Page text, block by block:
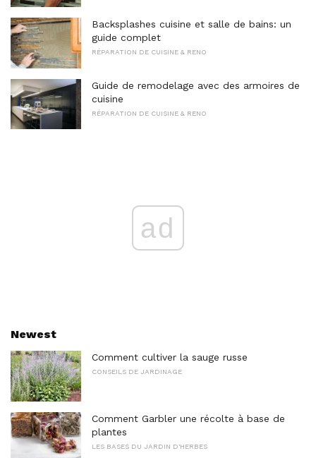
Backsplashes cuisine et salle de bains: un
guide complet
RÉPARATION DE CUISINE & RENO
Guide de remodelage avec des armoires de
cuisine
RÉPARATION DE CUISINE & RENO
ad
Newest
Comment cultiver la sauge russe
CONSEILS DE JARDINAGE
Comment Garbler une récolte à base de
plantes
LES BASES DU JARDIN D'HERBES